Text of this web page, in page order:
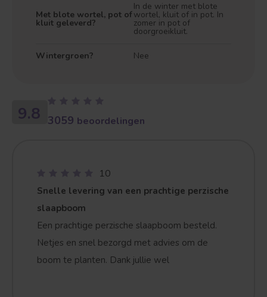
Met blote wortel, pot of
kluit geleverd?
In de winter met blote
wortel, kluit of in pot. In
zomer in pot of
doorgroeikluit.
Wintergroen? Nee
9.8 3059 beoordelingen
10
Snelle levering van een prachtige perzische
slaapboom
Een prachtige perzische slaapboom besteld.
Netjes en snel bezorgd met advies om de
boom te planten. Dank jullie wel